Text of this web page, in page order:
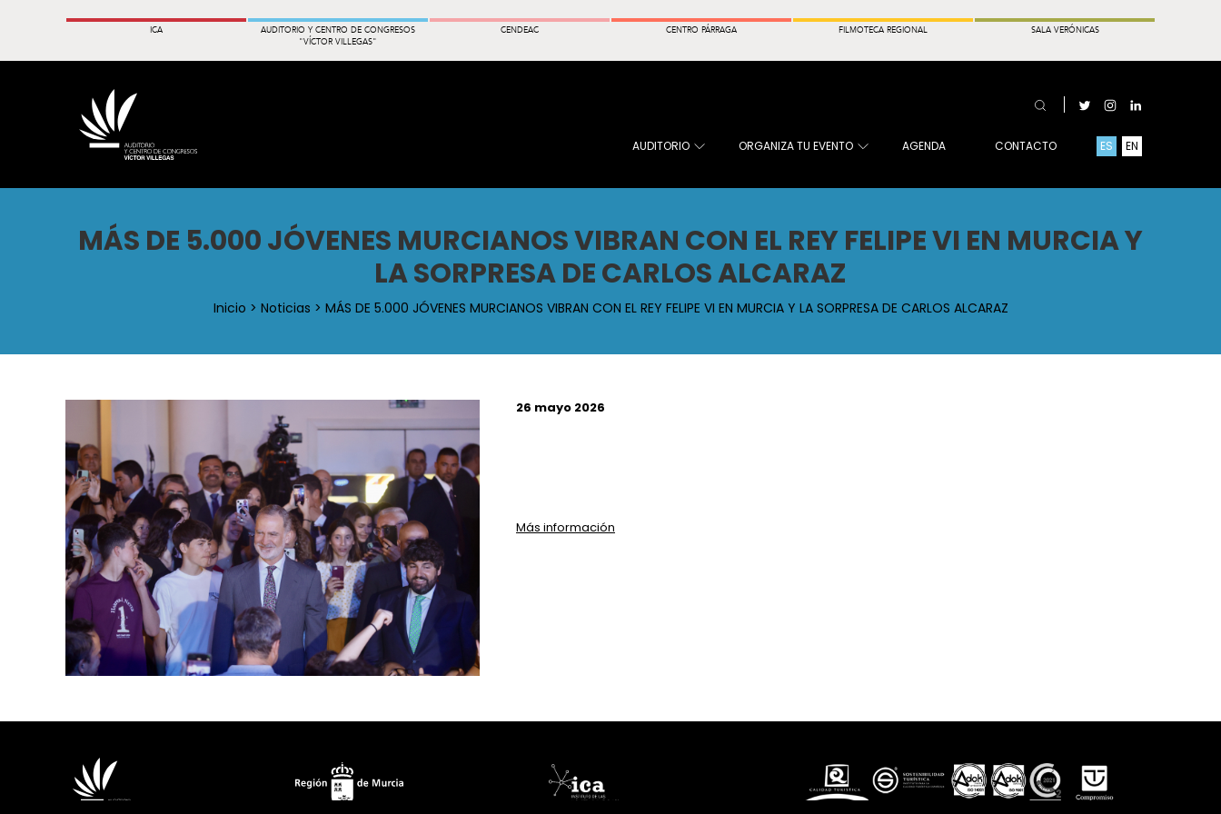
ICA
AUDITORIO Y CENTRO DE CONGRESOS
"VÍCTOR VILLEGAS"
CENDEAC CENTRO PÁRRAGA FILMOTECA REGIONAL SALA VERÓNICAS
AUDITORIO ORGANIZA TU EVENTO AGENDA CONTACTO ES EN
MÁS DE 5.000 JÓVENES MURCIANOS VIBRAN CON EL REY FELIPE VI EN MURCIA Y
LA SORPRESA DE CARLOS ALCARAZ
Inicio > Noticias > MÁS DE 5.000 JÓVENES MURCIANOS VIBRAN CON EL REY FELIPE VI EN MURCIA Y LA SORPRESA DE CARLOS ALCARAZ
26 mayo 2026
Más información